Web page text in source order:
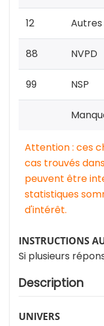
12
88 NVPD
99 NSP
Attention : ces
cas trouvés
peuvent être
statistiques
d'intérêt.
INSTRUCTIONS
Si plusieurs
Description
UNIVERS